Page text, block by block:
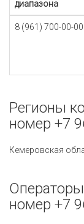
диапазона
8 (961) 700-00-00
Регионы
номер +7
Кемеровская
номер +7